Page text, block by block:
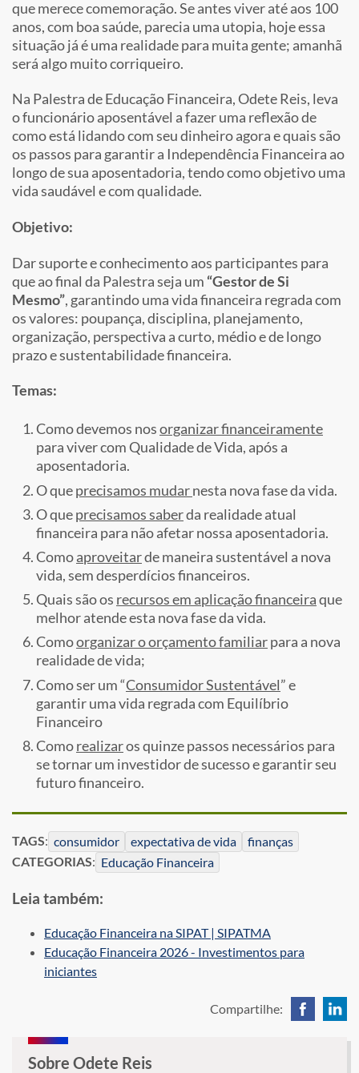
que merece comemoração. Se antes viver até aos 100
anos, com boa saúde, parecia uma utopia, hoje essa
situação já é uma realidade para muita gente; amanhã
será algo muito corriqueiro.
Na Palestra de Educação Financeira, Odete Reis, leva
o funcionário aposentável a fazer uma reflexão de
como está lidando com seu dinheiro agora e quais são
os passos para garantir a Independência Financeira ao
longo de sua aposentadoria, tendo como objetivo uma
vida saudável e com qualidade.
Objetivo:
Dar suporte e conhecimento aos participantes para
que ao final da Palestra seja um “Gestor de Si
Mesmo”, garantindo uma vida financeira regrada com
os valores: poupança, disciplina, planejamento,
organização, perspectiva a curto, médio e de longo
prazo e sustentabilidade financeira.
Temas:
Como devemos nosorganizar financeiramente
para viver com Qualidade de Vida, após a
aposentadoria.
O queprecisamos mudarnesta nova fase da vida.
O queprecisamos saberda realidade atual
financeira para não afetar nossa aposentadoria.
Comoaproveitarde maneira sustentável a nova
vida, sem desperdícios financeiros.
Quais são os recursos em aplicação financeiraque
melhor atende esta nova fase da vida.
Comoorganizar o orçamento familiarpara a nova
realidade de vida;
Como ser um “Consumidor Sustentável” e
garantir uma vida regrada com Equilíbrio
Financeiro
Comorealizaros quinze passos necessários para
se tornar um investidor de sucesso e garantir seu
futuro financeiro.
TAGS: consumidor expectativa de vida
finanças
CATEGORIAS: Educação Financeira
Leia também:
Educação Financeira na SIPAT | SIPATMA
Educação Financeira 2026 - Investimentos para
iniciantes
Compartilhe:
Sobre Odete Reis